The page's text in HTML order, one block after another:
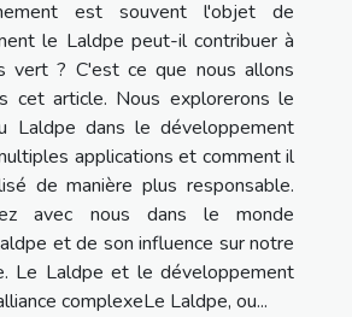
est souvent l'objet de
le Laldpe peut-il contribuer à
vert ? C'est ce que nous allons
cet article. Nous explorerons le
Laldpe dans le développement
applications et comment il
de manière plus responsable.
avec nous dans le monde
et de son influence sur notre
Le Laldpe et le développement
complexeLe Laldpe, ou...